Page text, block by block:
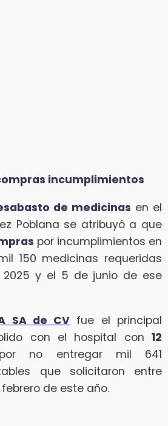
incumplimientos
de medicinas en el
Poblana se atribuyó a que
por incumplimientos en
150 medicinas requeridas
2025 y el 5 de junio de ese
SA de CV fue el principal
con el hospital con 12
no entregar mil 641
que solicitaron entre
de este año.